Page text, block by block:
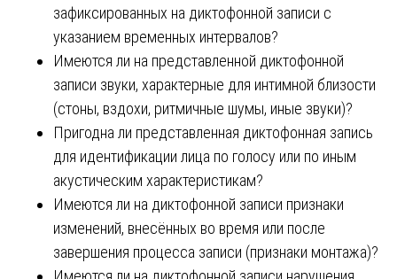
зафиксированных на диктофонной записи с
указанием временных интервалов?
Имеются ли на представленной диктофонной
записи звуки, характерные для интимной близости
(стоны, вздохи, ритмичные шумы, иные звуки)?
Пригодна ли представленная диктофонная запись
для идентификации лица по голосу или по иным
акустическим характеристикам?
Имеются ли на диктофонной записи признаки
изменений, внесённых во время или после
завершения процесса записи (признаки монтажа)?